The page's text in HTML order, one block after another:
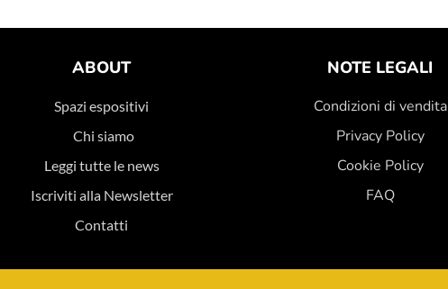
ABOUT
Spazi espositivi
Chi siamo
Leggi tutte le news
Iscriviti alla Newsletter
Contatti
NOTE LEGALI
Condizioni di vendita
Privacy Policy
Cookie Policy
FAQ